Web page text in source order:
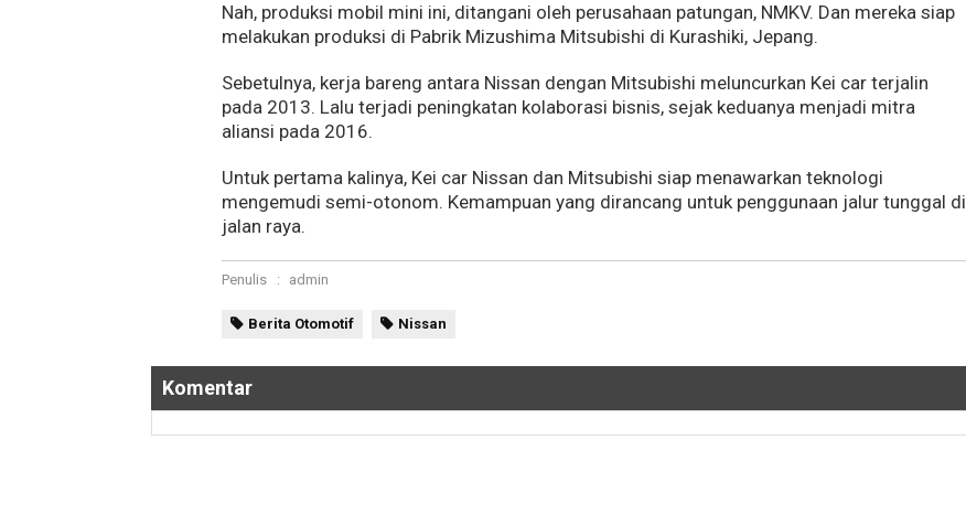
Nah, produksi mobil mini ini, ditangani oleh perusahaan patungan, NMKV. Dan mereka siap
melakukan produksi di Pabrik Mizushima Mitsubishi di Kurashiki, Jepang.
Sebetulnya, kerja bareng antara Nissan dengan Mitsubishi meluncurkan Kei car terjalin
pada 2013. Lalu terjadi peningkatan kolaborasi bisnis, sejak keduanya menjadi mitra
aliansi pada 2016.
Untuk pertama kalinya, Kei car Nissan dan Mitsubishi siap menawarkan teknologi
mengemudi semi-otonom. Kemampuan yang dirancang untuk penggunaan jalur tunggal di
jalan raya.
Penulis : admin
Berita Otomotif Nissan
Komentar